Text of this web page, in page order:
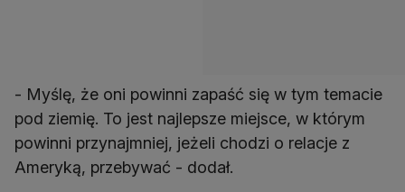
- Myślę, że oni powinni zapaść się w tym temacie
pod ziemię. To jest najlepsze miejsce, w którym
powinni przynajmniej, jeżeli chodzi o relacje z
Ameryką, przebywać - dodał.